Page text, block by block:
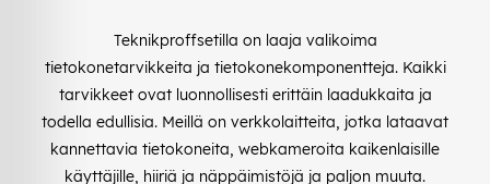
Teknikproffsetilla on laaja valikoima
tietokonetarvikkeita ja tietokonekomponentteja. Kaikki
tarvikkeet ovat luonnollisesti erittäin laadukkaita ja
todella edullisia. Meillä on verkkolaitteita, jotka lataavat
kannettavia tietokoneita, webkameroita kaikenlaisille
käyttäjille, hiiriä ja näppäimistöjä ja paljon muuta.